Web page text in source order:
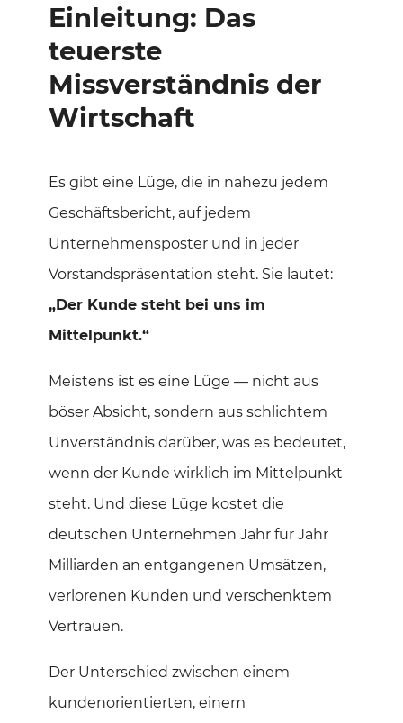
Einleitung: Das
teuerste
Missverständnis der
Wirtschaft
Es gibt eine Lüge, die in nahezu jedem
Geschäftsbericht, auf jedem
Unternehmensposter und in jeder
Vorstandspräsentation steht. Sie lautet:
„Der Kunde steht bei uns im
Mittelpunkt.“
Meistens ist es eine Lüge — nicht aus
böser Absicht, sondern aus schlichtem
Unverständnis darüber, was es bedeutet,
wenn der Kunde wirklich im Mittelpunkt
steht. Und diese Lüge kostet die
deutschen Unternehmen Jahr für Jahr
Milliarden an entgangenen Umsätzen,
verlorenen Kunden und verschenktem
Vertrauen.
Der Unterschied zwischen einem
kundenorientierten, einem